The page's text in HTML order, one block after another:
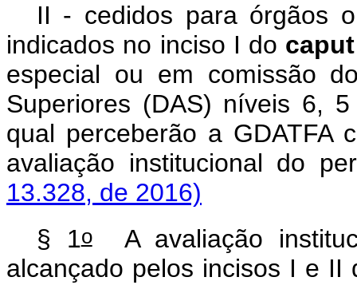
II - cedidos para órgãos
indicados no inciso I do caput
especial ou em comissão
Superiores (DAS) níveis 6,
qual perceberão a GDATFA
avaliação institucional do
13.328, de 2016)
§ 1oA avaliação
alcançado pelos incisos I e